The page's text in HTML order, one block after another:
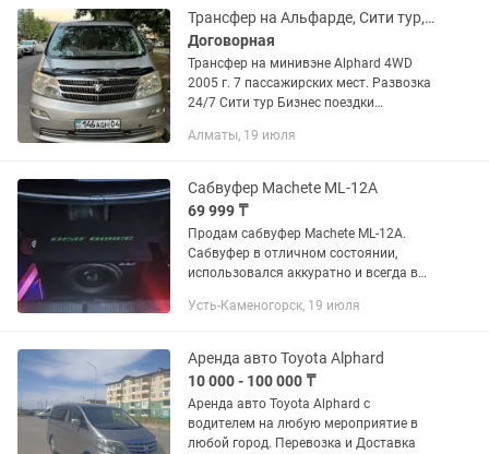
Трансфер на Альфарде, Сити тур, проводы Алаколь, Кольсай, Медеу, Алмарасан
Договорная
Трансфер на минивэне Alphard 4WD
2005 г. 7 пассажирских мест. Развозка
24/7 Сити тур Бизнес поездки
аэропорту Поездки по
каньон...
Алматы, 19 июля
Сабвуфер Machete ML-12A
69 999 ₸
Продам сабвуфер Machete ML-12A.
Сабвуфер в отличном состоянии,
использовался аккуратно и всегда в
глубокий и плотный, отлично
так и...
Усть-Каменогорск, 19 июля
Аренда авто Toyota Alphard
10 000 - 100 000 ₸
Аренда авто Toyota Alphard с
водителем на любую мероприятие в
любой город. Перевозка и Доставка